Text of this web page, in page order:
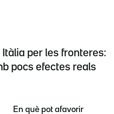
per les fronteres:
pocs efectes reals
En què pot afavorir